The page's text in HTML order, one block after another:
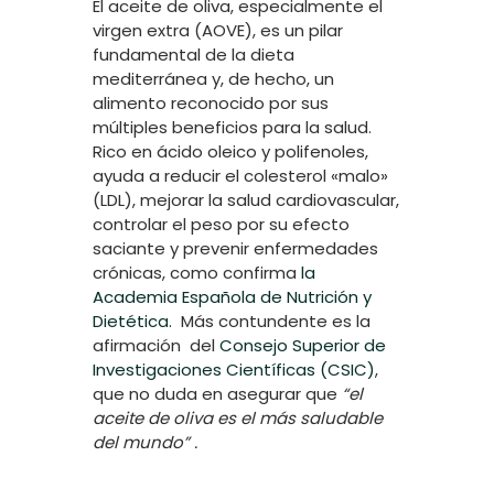
El aceite de oliva, especialmente el
virgen extra (AOVE), es un pilar
fundamental de la dieta
mediterránea y, de hecho, un
alimento reconocido por sus
múltiples beneficios para la salud.
Rico en ácido oleico y polifenoles,
ayuda a reducir el colesterol «malo»
(LDL), mejorar la salud cardiovascular,
controlar el peso por su efecto
saciante y prevenir enfermedades
crónicas, como confirma la
Academia Española de Nutrición y
Dietética. Más contundente es la
afirmación del Consejo Superior de
Investigaciones Científicas (CSIC),
que no duda en asegurar que “el
aceite de oliva es el más saludable
del mundo” .